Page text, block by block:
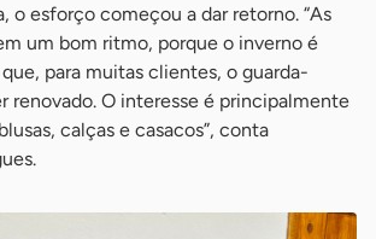
o esforço começou a dar retorno. “As
um bom ritmo, porque o inverno é
para muitas clientes, o guarda-
renovado. O interesse é principalmente
calças e casacos”, conta